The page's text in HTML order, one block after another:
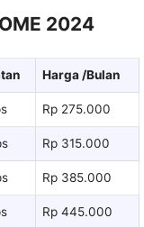
2024
Harga /Bulan
Rp 275.000
Rp 315.000
Rp 385.000
Rp 445.000